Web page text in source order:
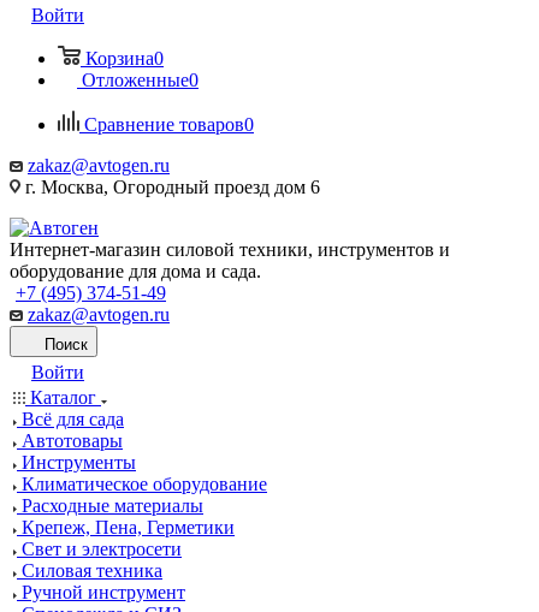
Войти
Корзина0
Отложенные0
Сравнение товаров0
zakaz@avtogen.ru
г. Москва, Огородный проезд дом 6
Интернет-магазин силовой техники, инструментов и
оборудование для дома и сада.
+7 (495) 374-51-49
zakaz@avtogen.ru
Поиск
Войти
Каталог
Всё для сада
Автотовары
Инструменты
Климатическое оборудование
Расходные материалы
Крепеж, Пена, Герметики
Свет и электросети
Силовая техника
Ручной инструмент